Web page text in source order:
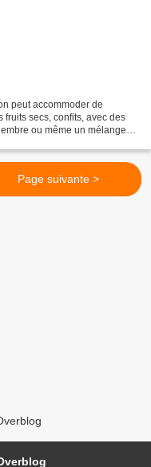
peut accommoder de
fruits secs, confits, avec des
ou même un mélange
Page suivante >